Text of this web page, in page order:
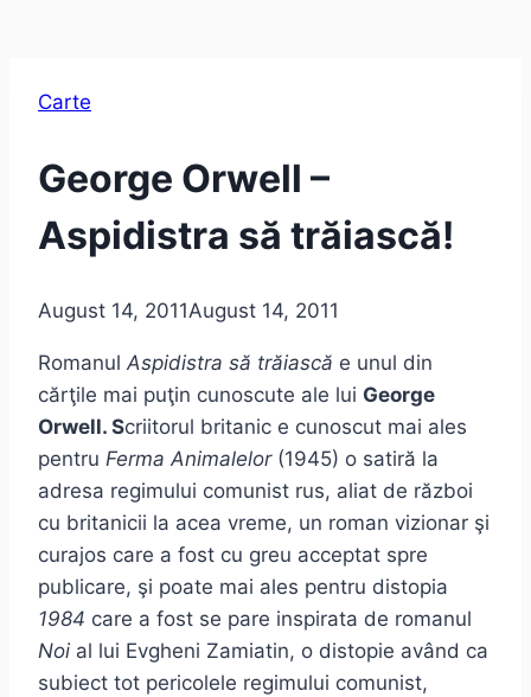
Carte
George Orwell –
Aspidistra să trăiască!
August 14, 2011August 14, 2011
Romanul Aspidistra să trăiască e unul din
cărţile mai puţin cunoscute ale lui George
Orwell. Scriitorul britanic e cunoscut mai ales
pentru Ferma Animalelor(1945) o satiră la
adresa regimului comunist rus, aliat de război
cu britanicii la acea vreme, un roman vizionar şi
curajos care a fost cu greu acceptat spre
publicare, şi poate mai ales pentru distopia
1984 care a fost se pare inspirata de romanul
Noi al lui Evgheni Zamiatin, o distopie având ca
subiect tot pericolele regimului comunist,